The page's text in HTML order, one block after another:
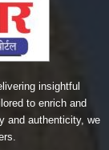
insightful
to enrich and
and authenticity, we